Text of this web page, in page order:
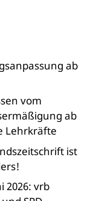
ab
vom
ab
Lehrkräfte
ist
2026: vrb